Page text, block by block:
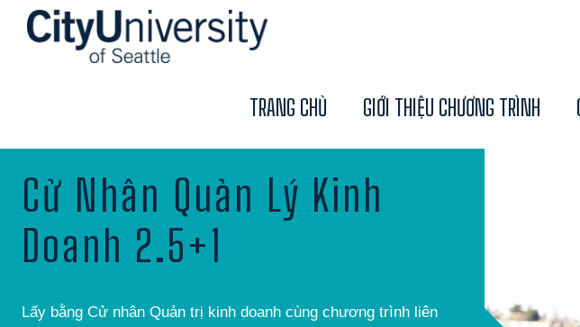
TRANG CHỦ GIỚI THIỆU CHƯƠNG TRÌNH
Cử Nhân Quản Lý Kinh
Doanh 2.5+1
Lấy bằng Cử nhân Quản trị kinh doanh cùng chương trình liên